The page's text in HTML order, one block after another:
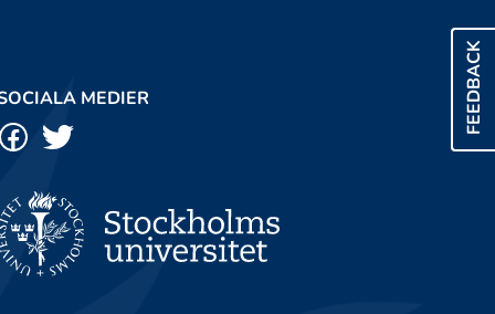
FEEDBACK
MEDIER